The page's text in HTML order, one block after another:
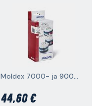
Moldex 7000- ja 9000 -sarjojen maskeille, 2 kpl (pari)
44,60 €